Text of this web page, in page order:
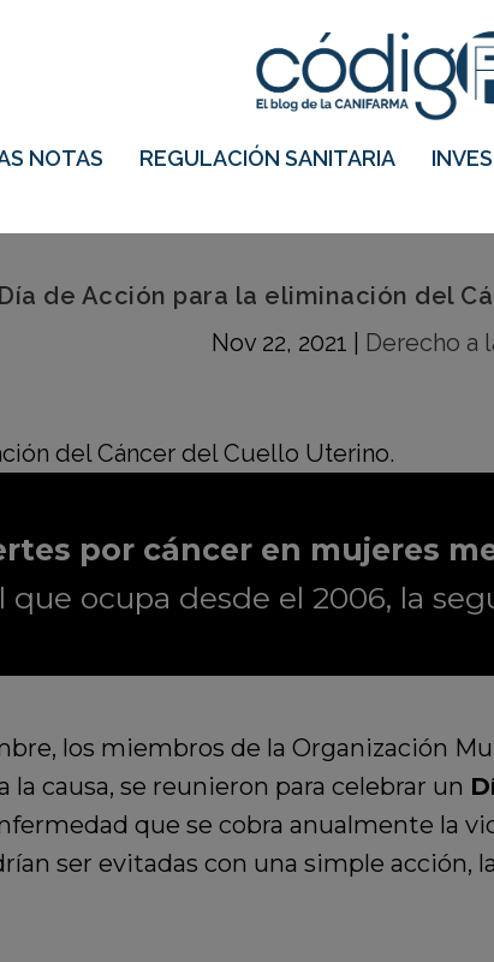
NOTAS REGULACIÓN SANITARIA
Día de Acción para la eliminación del
Nov 22, 2021
Derecho a
por cáncer en mujeres
que ocupa desde el 2006, la
los miembros de la Organización
la causa, se reunieron para celebrar un
que se cobra anualmente la
ser evitadas con una simple acción,